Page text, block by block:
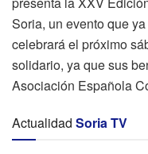
Soria, un evento que
celebrará el próximo
solidario, ya que sus
Asociación Española
Actualidad Soria TV